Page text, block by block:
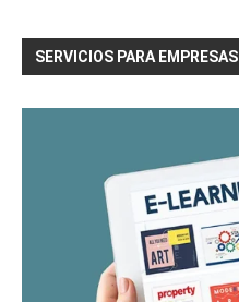
SERVICIOS PARA EMPRESAS